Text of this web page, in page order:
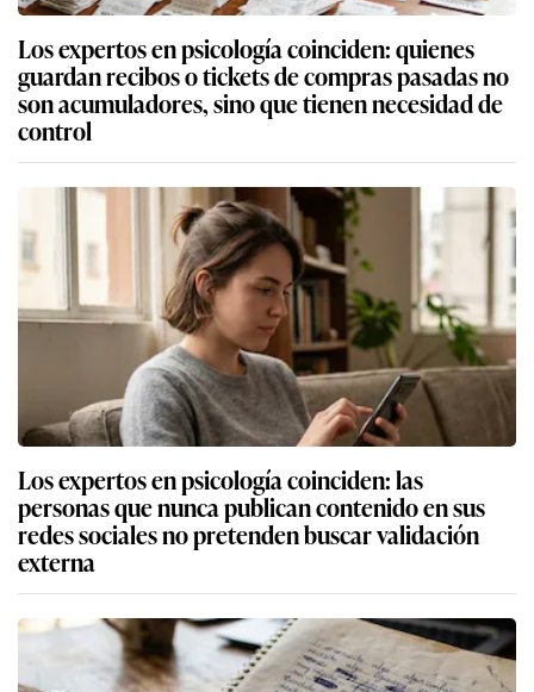
Los expertos en psicología coinciden: quienes
guardan recibos o tickets de compras pasadas no
son acumuladores, sino que tienen necesidad de
control
Los expertos en psicología coinciden: las
personas que nunca publican contenido en sus
redes sociales no pretenden buscar validación
externa